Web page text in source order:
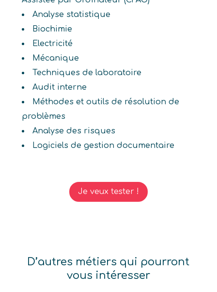
Analyse statistique
Biochimie
Electricité
Mécanique
Techniques de laboratoire
Audit interne
Méthodes et outils de résolution de
problèmes
Analyse des risques
Logiciels de gestion documentaire
Je veux tester !
D’autres métiers qui pourront
vous intéresser